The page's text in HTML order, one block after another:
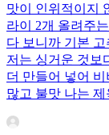
맛이 인위적이지
라이 2개 올려주
다 보니까 기본
저는 싱거운 것보
더 만들어 넣어
많고 불맛 나는